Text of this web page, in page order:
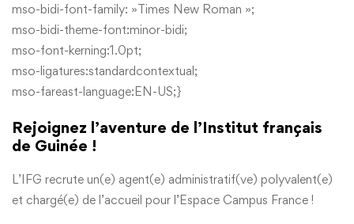
mso-bidi-font-family: »Times New Roman »;
mso-bidi-theme-font:minor-bidi;
mso-font-kerning:1.0pt;
mso-ligatures:standardcontextual;
mso-fareast-language:EN-US;}
Rejoignez l’aventure de l’Institut français
de Guinée !
L’IFG recrute un(e) agent(e) administratif(ve) polyvalent(e)
et chargé(e) de l’accueil pour l’Espace Campus France !